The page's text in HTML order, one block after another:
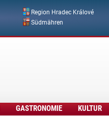
Region Hradec Králové
Südmähren
GASTRONOMIE KULTUR